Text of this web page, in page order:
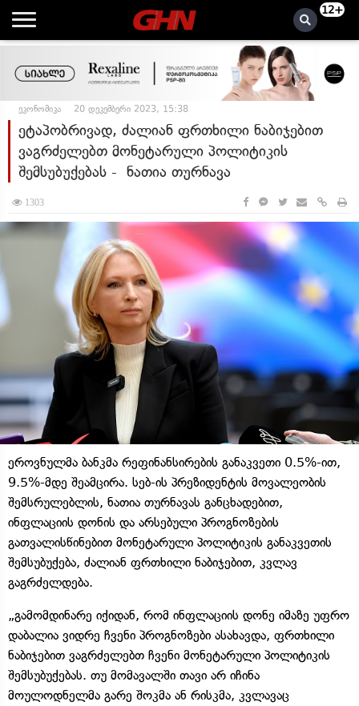
12+
ეკონომიკა 20 დეკემბერი 2023, 15:38
ეტაპობრივად, ძალიან ფრთხილი ნაბიჯებით
ვაგრძელებთ მონეტარული პოლიტიკის
შემსუბუქებას - ნათია თურნავა
1303
ეროვნულმა ბანკმა რეფინანსირების განაკვეთი 0.5%-ით,
9.5%-მდე შეამცირა. სებ-ის პრეზიდენტის მოვალეობის
შემსრულებლის, ნათია თურნავას განცხადებით,
ინფლაციის დონის და არსებული პროგნოზების
გათვალისწინებით მონეტარული პოლიტიკის განაკვეთის
შემსუბუქება, ძალიან ფრთხილი ნაბიჯებით, კვლავ
გაგრძელდება.
„გამომდინარე იქიდან, რომ ინფლაციის დონე იმაზე უფრო
დაბალია ვიდრე ჩვენი პროგნოზები ასახავდა, ფრთხილი
ნაბიჯებით ვაგრძელებთ ჩვენი მონეტარული პოლიტიკის
შემსუბუქებას. თუ მომავალში თავი არ იჩინა
მოულოდნელმა გარე შოკმა ან რისკმა, კვლავაც